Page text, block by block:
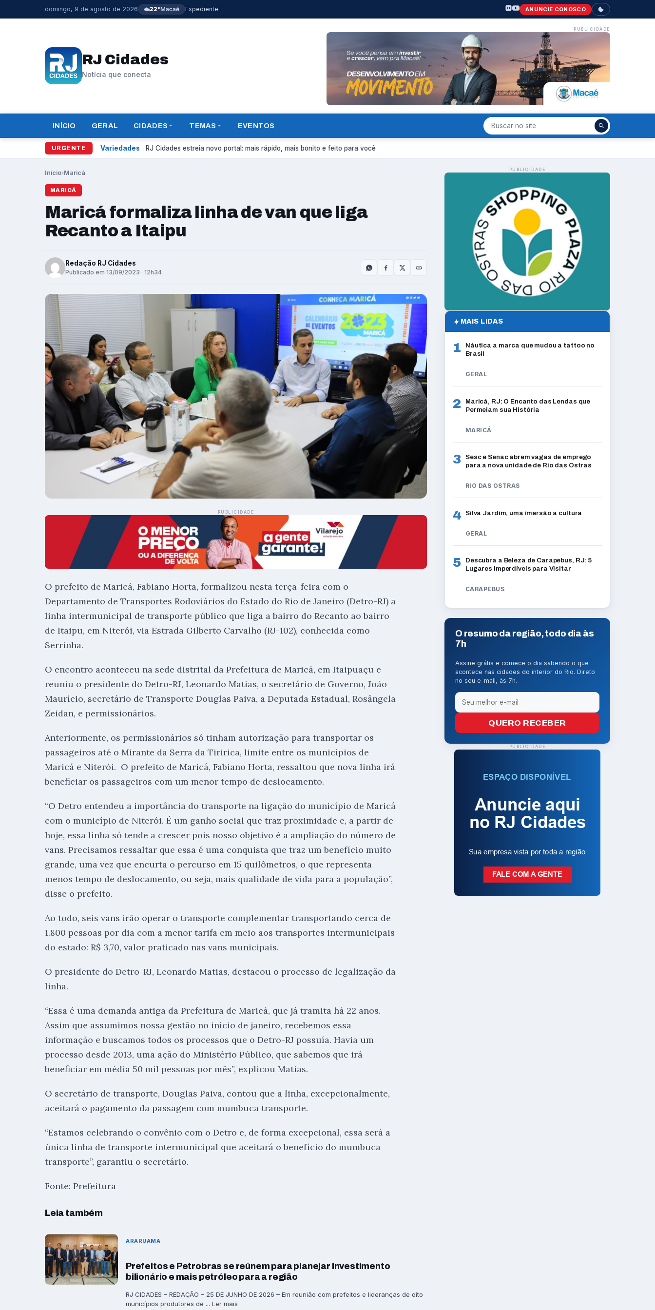
domingo, 9 de agosto de 2026 ☁️22°Macaé Expediente ANUNCIE CONOSCO
RJ Cidades
Notícia que conecta
PUBLICIDADE
INÍCIO GERAL CIDADES TEMAS EVENTOS
URGENTE Variedades RJ Cidades estreia novo portal: mais rápido, mais bonito e feito para você
Início›Maricá
MARICÁ
Maricá formaliza linha de van que liga
Recanto a Itaipu
Redação RJ Cidades
Publicado em 13/09/2023 · 12h34
PUBLICIDADE
O prefeito de Maricá, Fabiano Horta, formalizou nesta terça-feira com o
Departamento de Transportes Rodoviários do Estado do Rio de Janeiro (Detro-RJ) a
linha intermunicipal de transporte público que liga a bairro do Recanto ao bairro
de Itaipu, em Niterói, via Estrada Gilberto Carvalho (RJ-102), conhecida como
Serrinha.
O encontro aconteceu na sede distrital da Prefeitura de Maricá, em Itaipuaçu e
reuniu o presidente do Detro-RJ, Leonardo Matias, o secretário de Governo, João
Maurício, secretário de Transporte Douglas Paiva, a Deputada Estadual, Rosângela
Zeidan, e permissionários.
Anteriormente, os permissionários só tinham autorização para transportar os
passageiros até o Mirante da Serra da Tiririca, limite entre os municípios de
Maricá e Niterói. O prefeito de Maricá, Fabiano Horta, ressaltou que nova linha irá
beneficiar os passageiros com um menor tempo de deslocamento.
“O Detro entendeu a importância do transporte na ligação do município de Maricá
com o município de Niterói. É um ganho social que traz proximidade e, a partir de
hoje, essa linha só tende a crescer pois nosso objetivo é a ampliação do número de
vans. Precisamos ressaltar que essa é uma conquista que traz um benefício muito
grande, uma vez que encurta o percurso em 15 quilômetros, o que representa
menos tempo de deslocamento, ou seja, mais qualidade de vida para a população”,
disse o prefeito.
Ao todo, seis vans irão operar o transporte complementar transportando cerca de
1.800 pessoas por dia com a menor tarifa em meio aos transportes intermunicipais
do estado: R$ 3,70, valor praticado nas vans municipais.
O presidente do Detro-RJ, Leonardo Matias, destacou o processo de legalização da
linha.
“Essa é uma demanda antiga da Prefeitura de Maricá, que já tramita há 22 anos.
Assim que assumimos nossa gestão no início de janeiro, recebemos essa
informação e buscamos todos os processos que o Detro-RJ possuía. Havia um
processo desde 2013, uma ação do Ministério Público, que sabemos que irá
beneficiar em média 50 mil pessoas por mês”, explicou Matias.
O secretário de transporte, Douglas Paiva, contou que a linha, excepcionalmente,
aceitará o pagamento da passagem com mumbuca transporte.
“Estamos celebrando o convênio com o Detro e, de forma excepcional, essa será a
única linha de transporte intermunicipal que aceitará o benefício do mumbuca
transporte”, garantiu o secretário.
Fonte: Prefeitura
Leia também
ARARUAMA
Prefeitos e Petrobras se reúnem para planejar investimento
bilionário e mais petróleo para a região
RJ CIDADES – REDAÇÃO – 25 DE JUNHO DE 2026 – Em reunião com prefeitos e lideranças de oito
municípios produtores de ... Ler mais
PUBLICIDADE
MAIS LIDAS
1
Náutica a marca que mudou a tattoo no
Brasil
GERAL
2
Maricá, RJ: O Encanto das Lendas que
Permeiam sua História
MARICÁ
3
Sesc e Senac abrem vagas de emprego
para a nova unidade de Rio das Ostras
RIO DAS OSTRAS
4 Silva Jardim, uma imersão a cultura
GERAL
5
Descubra a Beleza de Carapebus, RJ: 5
Lugares Imperdíveis para Visitar
CARAPEBUS
O resumo da região, todo dia às
7h
Assine grátis e comece o dia sabendo o que
acontece nas cidades do interior do Rio. Direto
no seu e-mail, às 7h.
QUERO RECEBER
PUBLICIDADE